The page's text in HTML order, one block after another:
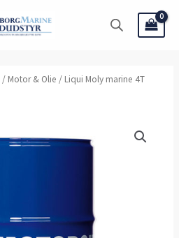
/ Motor & Olie / Liqui Moly marine 4T